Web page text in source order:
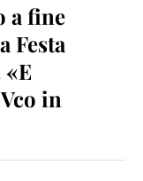
a fine
Festa
in